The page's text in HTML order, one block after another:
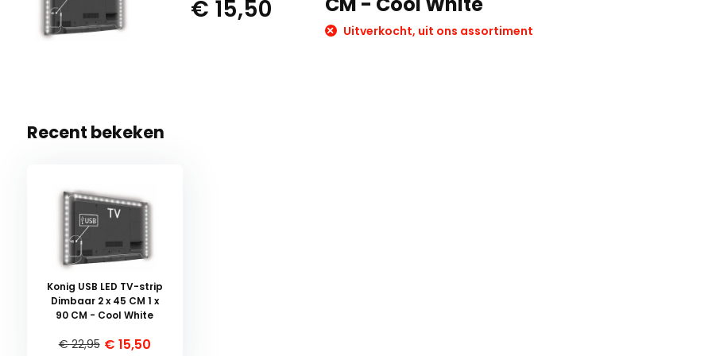
€ 15,50
Uitverkocht, uit ons assortiment
Recent bekeken
Konig USB LED TV-strip
Dimbaar 2 x 45 CM 1 x
90 CM - Cool White
€ 22,95 € 15,50